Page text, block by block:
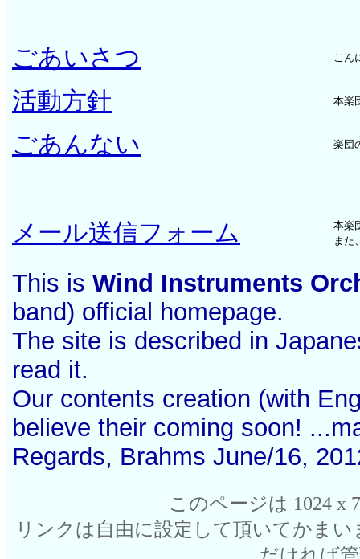
ごあいさつ こん
活動方針 本楽
ごあんない 楽団
メール送信フォーム
本楽
また
This is Wind Instruments
band) official homepage.
The site is described in
read it.
Our contents creation (with
believe their coming soon!
Regards, Brahms June/16,
このページは 1024 x
リンクは自由に設定して頂いてかま